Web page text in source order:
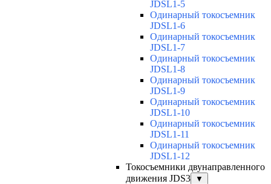
JDSL1-5
Одинарный токосъемник
JDSL1-6
Одинарный токосъемник
JDSL1-7
Одинарный токосъемник
JDSL1-8
Одинарный токосъемник
JDSL1-9
Одинарный токосъемник
JDSL1-10
Одинарный токосъемник
JDSL1-11
Одинарный токосъемник
JDSL1-12
Токосъемники двунаправленного
движения JDS3
▼